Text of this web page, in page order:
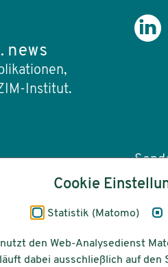
Institut.
Cookie
Statistik (Matomo)
den Web-Analysedienst
dabei ausschließlich auf den